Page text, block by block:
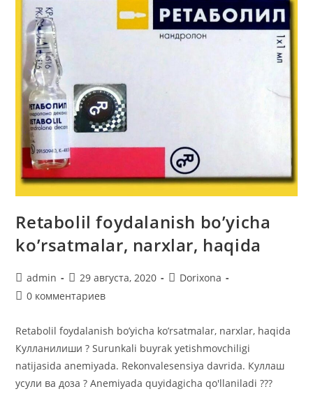
Retabolil foydalanish bo’yicha
ko’rsatmalar, narxlar, haqida
Автор
записи:
admin
Запись
опубликована:
29 августа, 2020
Рубрика
Dorixona
Комментарии
записи:
0 комментариев
Retabolil foydalanish bo’yicha ko’rsatmalar, narxlar, haqida
Кулланилиши ? Surunkali buyrak yetishmovchiligi
natijasida anemiyada. Rekonvalesensiya davrida. Куллаш
усули ва доза ? Anemiyada quyidagicha qo'llaniladi ???